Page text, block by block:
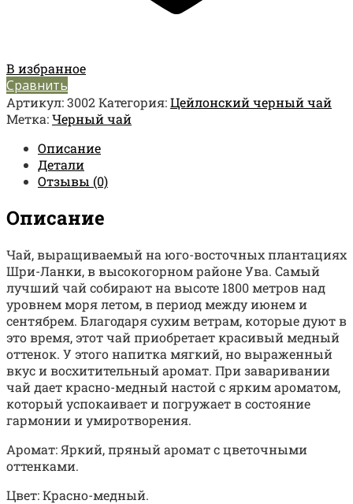
В избранное
Сравнить
Артикул:3002Категория:Цейлонский черный чай
Метка:Черный чай
Описание
Детали
Отзывы (0)
Описание
Чай, выращиваемый на юго-восточных плантациях
Шри-Ланки, в высокогорном районе Ува. Самый
лучший чай собирают на высоте 1800 метров над
уровнем моря летом, в период между июнем и
сентябрем. Благодаря сухим ветрам, которые дуют в
это время, этот чай приобретает красивый медный
оттенок. У этого напитка мягкий, но выраженный
вкус и восхитительный аромат. При заваривании
чай дает красно-медный настой с ярким ароматом,
который успокаивает и погружает в состояние
гармонии и умиротворения.
Аромат: Яркий, пряный аромат с цветочными
оттенками.
Цвет: Красно-медный.